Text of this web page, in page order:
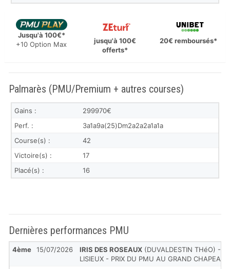
Jusqu'à 100€*
+10 Option Max
jusqu'à 100€
offerts*
20€ remboursés*
Palmarès (PMU/Premium + autres courses)
Gains :
299970€
Perf. :
3a1a9a(25)Dm2a2a2a1a1a
Course(s) :
42
Victoire(s) :
17
Placé(s) :
16
Dernières performances PMU
4ème 15/07/2026 IRIS DES ROSEAUX (DUVALDESTIN THéO) -
LISIEUX - PRIX DU PMU AU GRAND CHAPEAU